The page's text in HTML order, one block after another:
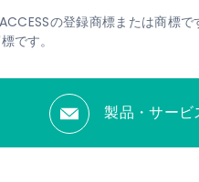
の登録商標または商標で
です。
製品・サービ